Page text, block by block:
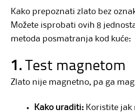
Kako prepoznati zlato bez
Možete isprobati ovih 8
metoda posmatranja kod kuće:
1. Test magnetom
Zlato nije magnetno, pa ga
Kako uraditi: Koristite